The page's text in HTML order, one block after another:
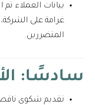
بيانات العملاء
غرامة على
المتضررين.
سادسًا:
تقديم شكوى